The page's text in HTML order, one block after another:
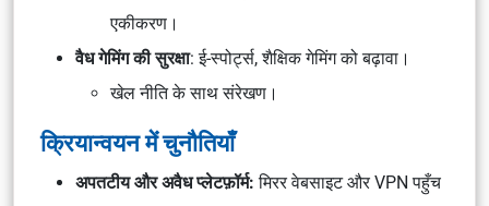
एकीकरण।
वैध गेमिंग की सुरक्षा: ई-स्पोर्ट्स, शैक्षिक गेमिंग को बढ़ावा।
खेल नीति के साथ संरेखण।
क्रियान्वयन में चुनौतियाँ
अपतटीय और अवैध प्लेटफ़ॉर्म:मिरर वेबसाइट और VPN पहुँच